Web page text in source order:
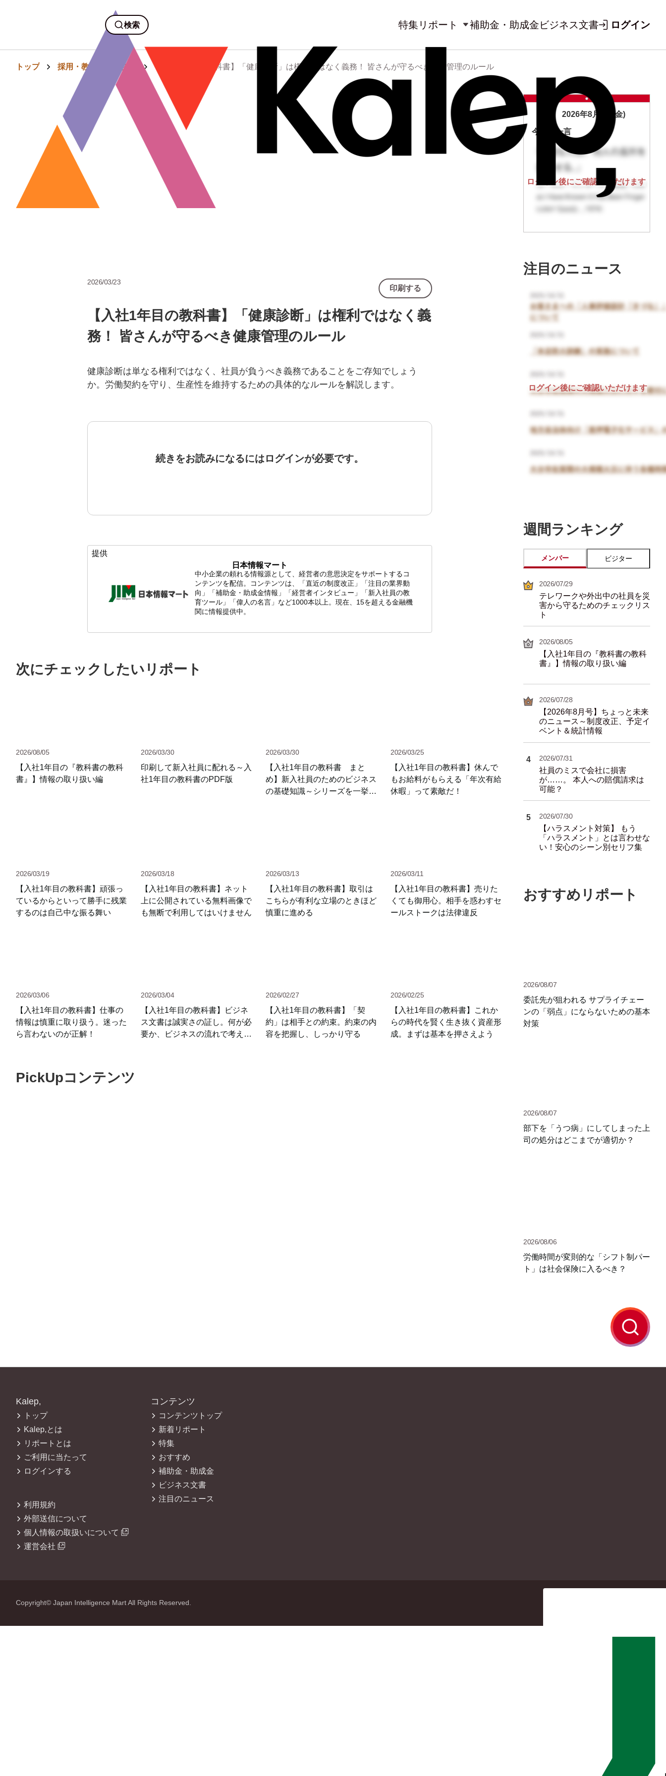
検索 特集 リポート 補助金・助成金ビジネス文書 ログイン
トップ 採用・教育・人事労務 【入社1年目の教科書】「健康診断」は権利ではなく義務！ 皆さんが守るべき健康管理のルール
2026/03/23
印刷する
【入社1年目の教科書】「健康診断」は権利ではなく義
務！ 皆さんが守るべき健康管理のルール
健康診断は単なる権利ではなく、社員が負うべき義務であることをご存知でしょう
か。労働契約を守り、生産性を維持するための具体的なルールを解説します。
続きをお読みになるにはログインが必要です。
提供
日本情報マート
中小企業の頼れる情報源として、経営者の意思決定をサポートするコ
ンテンツを配信。コンテンツは、「直近の制度改正」「注目の業界動
向」「補助金・助成金情報」「経営者インタビュー」「新入社員の教
育ツール」「偉人の名言」など1000本以上。現在、15を超える金融機
関に情報提供中。
次にチェックしたいリポート
2026/08/05
【入社1年目の『教科書の教科
書』】情報の取り扱い編
2026/03/30
印刷して新入社員に配れる～入
社1年目の教科書のPDF版
2026/03/30
【入社1年目の教科書 まと
め】新入社員のためのビジネス
の基礎知識～シリーズを一挙紹
2026/03/25
【入社1年目の教科書】休んで
もお給料がもらえる「年次有給
休暇」って素敵だ！
2026/03/19
【入社1年目の教科書】頑張っ
ているからといって勝手に残業
するのは自己中な振る舞い
2026/03/18
【入社1年目の教科書】ネット
上に公開されている無料画像で
も無断で利用してはいけません
2026/03/13
【入社1年目の教科書】取引は
こちらが有利な立場のときほど
慎重に進める
2026/03/11
【入社1年目の教科書】売りた
くても御用心。相手を惑わすセ
ールストークは法律違反
2026/03/06
【入社1年目の教科書】仕事の
情報は慎重に取り扱う。迷った
ら言わないのが正解！
2026/03/04
【入社1年目の教科書】ビジネ
ス文書は誠実さの証し。何が必
要か、ビジネスの流れで考えて
2026/02/27
【入社1年目の教科書】「契
約」は相手との約束。約束の内
容を把握し、しっかり守る
2026/02/25
【入社1年目の教科書】これか
らの時代を賢く生き抜く資産形
成。まずは基本を押さえよう
PickUpコンテンツ
2026年8月7日(金)
今日の一言
ログイン後にご確認いただけます
注目のニュース
ログイン後にご確認いただけます
週間ランキング
メンバー ビジター
2026/07/29
テレワークや外出中の社員を災
害から守るためのチェックリス
ト
2026/08/05
【入社1年目の『教科書の教科
書』】情報の取り扱い編
2026/07/28
【2026年8月号】ちょっと未来
のニュース～制度改正、予定イ
ベント＆統計情報
4 2026/07/31
社員のミスで会社に損害
が……。 本人への賠償請求は
可能？
5 2026/07/30
【ハラスメント対策】 もう
「ハラスメント」とは言わせな
い！安心のシーン別セリフ集
おすすめリポート
2026/08/07
委託先が狙われる サプライチェー
ンの「弱点」にならないための基本
対策
2026/08/07
部下を「うつ病」にしてしまった上
司の処分はどこまでが適切か？
2026/08/06
労働時間が変則的な「シフト制パー
ト」は社会保険に入るべき？
Kalep,
トップ
Kalep,とは
リポートとは
ご利用に当たって
ログインする
利用規約
外部送信について
個人情報の取扱いについて
運営会社
コンテンツ
コンテンツトップ
新着リポート
特集
おすすめ
補助金・助成金
ビジネス文書
注目のニュース
Copyright© Japan Intelligence Mart All Rights Reserved.